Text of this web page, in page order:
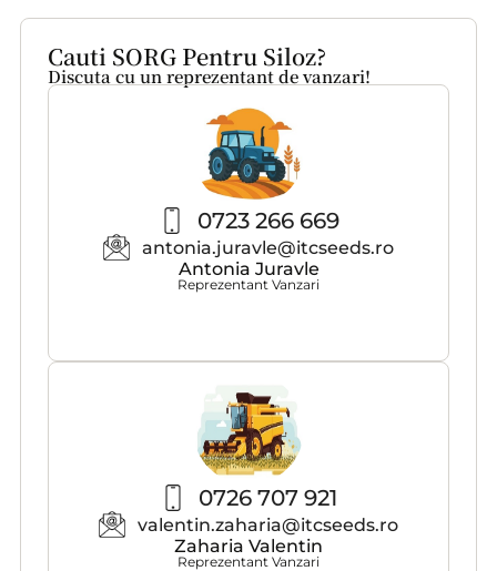
Cauti SORG Pentru Siloz?
Discuta cu un reprezentant de vanzari!
0723 266 669
antonia.juravle@itcseeds.ro
Antonia Juravle
Reprezentant Vanzari
0726 707 921
valentin.zaharia@itcseeds.ro
Zaharia Valentin
Reprezentant Vanzari